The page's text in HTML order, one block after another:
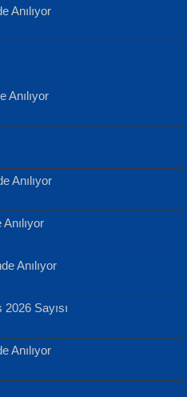
Anılıyor
Anılıyor
Anılıyor
Anılıyor
Sayısı
Anılıyor